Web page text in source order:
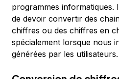
programmes
de devoir convertir des
chiffres ou des chiffres en
spécialement lorsque nous
générées par les utilisateurs.